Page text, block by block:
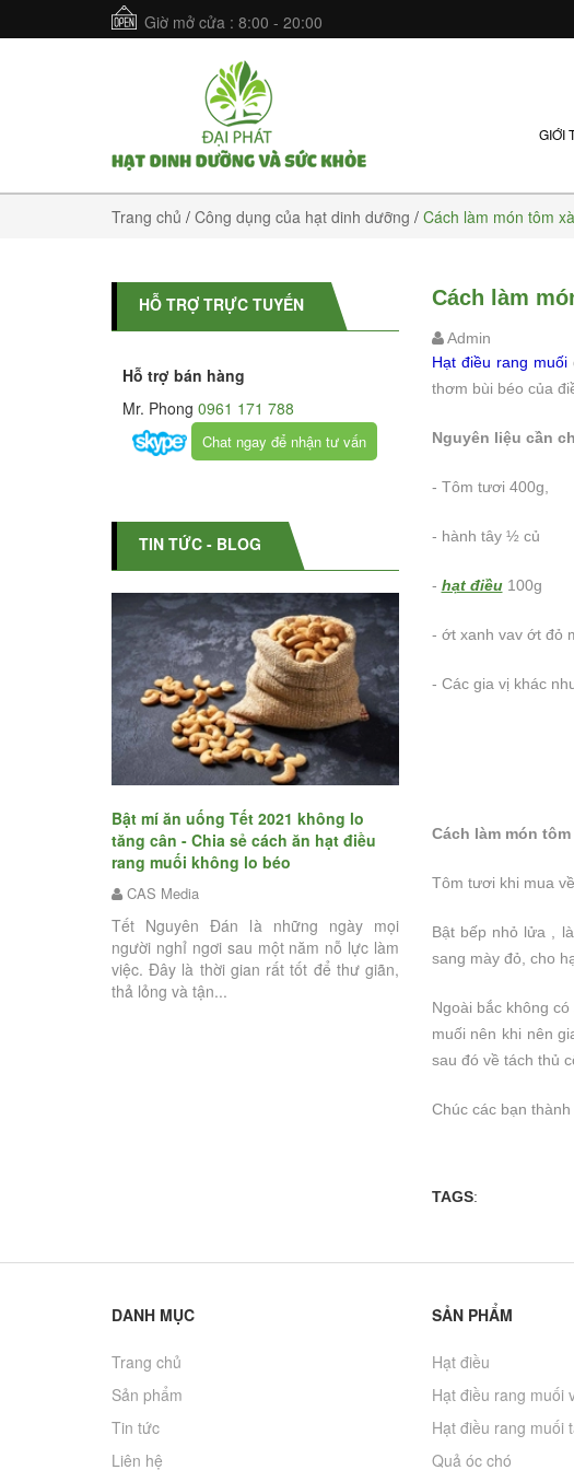
Giờ mở cửa : 8:00 - 20:00
GIỚI
Trang chủ / Công dụng của hạt dinh dưỡng / Cách làm món tôm
HỖ TRỢ TRỰC TUYẾN
Hỗ trợ bán hàng
Mr. Phong 0961 171 788
Chat ngay để nhận tư vấn
TIN TỨC - BLOG
Bật mí ăn uống Tết 2021 không lo
tăng cân - Chia sẻ cách ăn hạt điều
rang muối không lo béo
CAS Media
Tết Nguyên Đán là những ngày mọi
người nghỉ ngơi sau một năm nỗ lực làm
việc. Đây là thời gian rất tốt để thư giãn,
thả lỏng và tận...
vào buổi tối có gây
Hướng dẫn cách ăn
Ăn hạt điều thay cho
khác là một ý tưởng
ngon. Tuy...
Cách làm
Admin
Hạt điều rang muối
thơm bùi béo của
Nguyên liệu cần
- Tôm tươi 400g,
- hành tây ½ củ
- hạt điều100g
- ớt xanh vav ớt đỏ
- Các gia vị khác
Cách làm món
Tôm tươi khi mua
Bật bếp nhỏ lửa ,
sang mày đỏ, cho
Ngoài bắc không
muối nên khi nên
sau đó về tách thủ
Chúc các bạn
TAGS:
DANH MỤC
Trang chủ
Sản phẩm
Tin tức
Liên hệ
SẢN PHẨM
Hạt điều
Hạt điều rang muối
Hạt điều rang muối
Quả óc chó